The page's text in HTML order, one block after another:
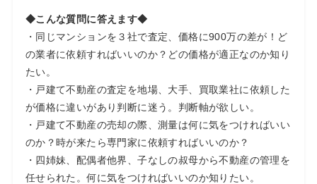
◆こんな質問に答えます◆
・同じマンションを３社で査定、価格に900万の差が！ど
の業者に依頼すればいいのか？どの価格が適正なのか知り
たい。
・戸建て不動産の査定を地場、大手、買取業社に依頼した
が価格に違いがあり判断に迷う。判断軸が欲しい。
・戸建て不動産の売却の際、測量は何に気をつければいい
のか？時が来たら専門家に依頼すればいいのか？
・四姉妹、配偶者他界、子なしの叔母から不動産の管理を
任せられた。何に気をつければいいのか知りたい。